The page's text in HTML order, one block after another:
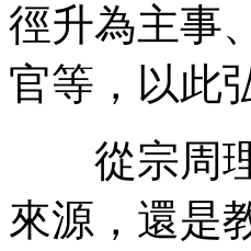
徑升為主事
官等，以此
從宗周理
來源，還是